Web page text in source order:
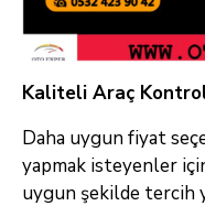
Kaliteli Araç
Daha uygun fiyat
yapmak isteyenler
uygun şekilde tercih